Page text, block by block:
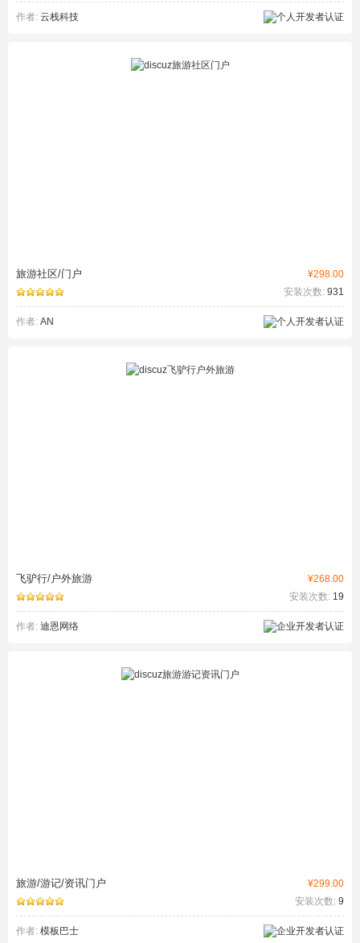
作者: 云栈科技
¥298.00
旅游社区/门户
安装次数: 931
作者: AN
¥268.00
飞驴行/户外旅游
安装次数: 19
作者: 迪恩网络
¥299.00
旅游/游记/资讯门户
安装次数: 9
作者: 模板巴士